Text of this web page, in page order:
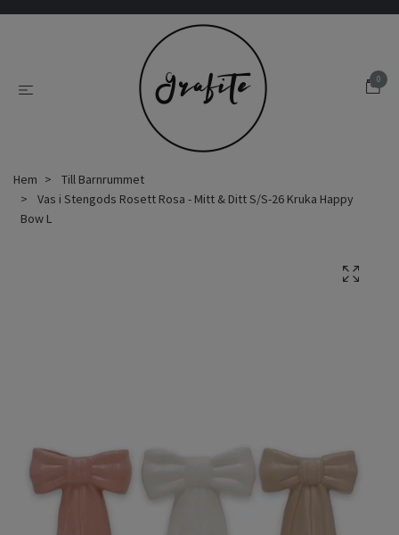
0
Hem
Till Barnrummet
Vas i Stengods Rosett Rosa - Mitt & Ditt S/S-26 Kruka Happy
Bow L